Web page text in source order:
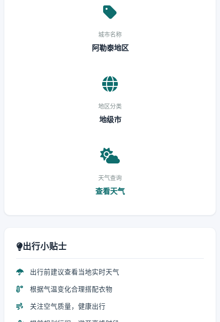
城市名称
阿勒泰地区
地区分类
地级市
天气查询
查看天气
出行小贴士
出行前建议查看当地实时天气
根据气温变化合理搭配衣物
关注空气质量，健康出行